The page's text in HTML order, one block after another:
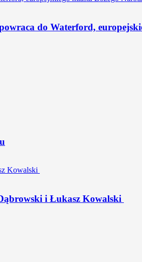
do Waterford,
i Łukasz Kowalski